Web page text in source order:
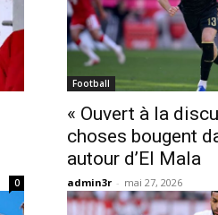
0
Football
« Ouvert à la
choses bougent
autour d’El Mala
admin3r - mai 27, 2026